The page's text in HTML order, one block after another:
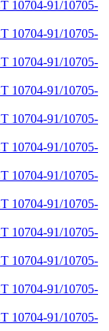
91/10705-
91/10705-
91/10705-
91/10705-
91/10705-
91/10705-
91/10705-
91/10705-
91/10705-
91/10705-
91/10705-
91/10705-